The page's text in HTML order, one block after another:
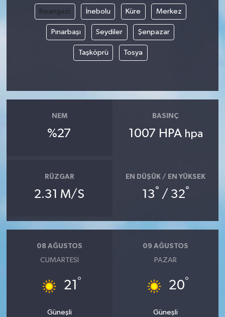
İhsangazi İnebolu Küre Merkez
Pınarbaşı Seydiler Şenpazar
Taşköprü Tosya
NEM
%27
BASINÇ
1007 HPA hpa
RÜZGAR
2.31 M/S
EN DÜŞÜK / EN YÜKSEK
13° / 32°
08 AĞUSTOS
CUMARTESI
21 °
Güneşli
09 AĞUSTOS
PAZAR
20°
Güneşli